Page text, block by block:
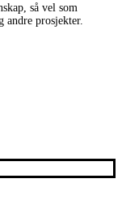
så vel som
prosjekter.